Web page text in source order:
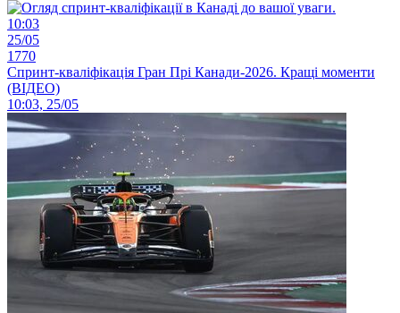
10:03
25/05
1770
Спринт-кваліфікація Гран Прі Канади-2026. Кращі моменти
(ВІДЕО)
10:03, 25/05